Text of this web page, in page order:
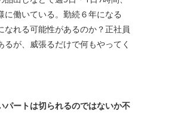
に働いている。勤続６年になる
なれる可能性があるのか？正社員
るが、威張るだけで何もやってく
パートは切られるのではないか不